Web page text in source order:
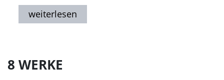
Bürgerkriegs in der Roten Armee.
Seit 1926 Filmplakate.
Tätigkeit für "Reklamfil'm".
1968 Staatliche Auszeichnung.
8 WERKE